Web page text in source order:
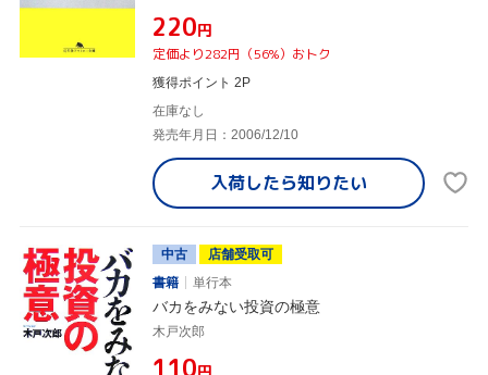
¥220円
定価より282円（56%）おトク
獲得ポイント 2P
在庫なし
発売年月日：2006/12/10
入荷したら知りたい
中古
店舗受取可
書籍
単行本
バカをみない投資の極意
木戸次郎
¥110円